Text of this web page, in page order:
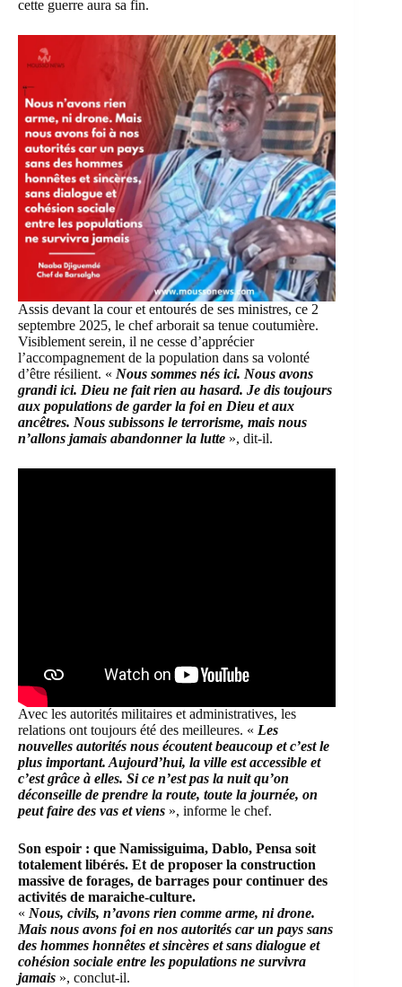
cette guerre aura sa fin.
Assis devant la cour et entourés de ses ministres, ce 2
septembre 2025, le chef arborait sa tenue coutumière.
Visiblement serein, il ne cesse d’apprécier
l’accompagnement de la population dans sa volonté
d’être résilient. « Nous sommes nés ici. Nous avons
grandi ici. Dieu ne fait rien au hasard. Je dis toujours
aux populations de garder la foi en Dieu et aux
ancêtres. Nous subissons le terrorisme, mais nous
n’allons jamais abandonner la lutte », dit-il.
Avec les autorités militaires et administratives, les
relations ont toujours été des meilleures. « Les
nouvelles autorités nous écoutent beaucoup et c’est le
plus important. Aujourd’hui, la ville est accessible et
c’est grâce à elles. Si ce n’est pas la nuit qu’on
déconseille de prendre la route, toute la journée, on
peut faire des vas et viens », informe le chef.
Son espoir : que Namissiguima, Dablo, Pensa soit
totalement libérés. Et de proposer la construction
massive de forages, de barrages pour continuer des
activités de maraiche-culture.
« Nous, civils, n’avons rien comme arme, ni drone.
Mais nous avons foi en nos autorités car un pays sans
des hommes honnêtes et sincères et sans dialogue et
cohésion sociale entre les populations ne survivra
jamais », conclut-il.